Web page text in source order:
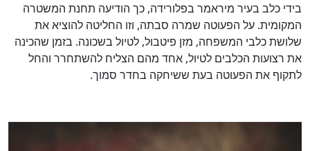
בידי כלב בעיר מיראמר בפלורידה, כך הודיעה תחנת המשטרה
המקומית. על הפעוטה שמרה סבתה, וזו החליטה להוציא את
שלושת כלבי המשפחה, מזן פיטבול, לטיול בשכונה. בזמן שהכינה
את רצועות הכלבים לטיול, אחד מהם הצליח להשתחרר והחל
לתקוף את הפעוטה בעת ששיחקה בחדר סמוך.